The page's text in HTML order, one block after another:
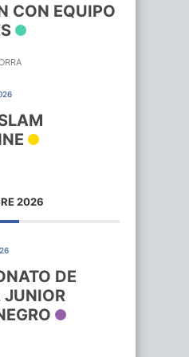
CON EQUIPO
2026
DE
JUNIOR